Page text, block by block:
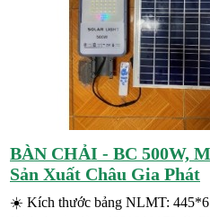
BÀN CHẢI - BC 500W,
Sản Xuất Châu Gia Phát
☀️ Kích thước bảng NLMT: